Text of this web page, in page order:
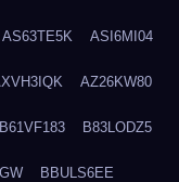
AS63TE5K ASI6MI04
AZ26KW80
B61VF183 B83LODZ5
BBULS6EE